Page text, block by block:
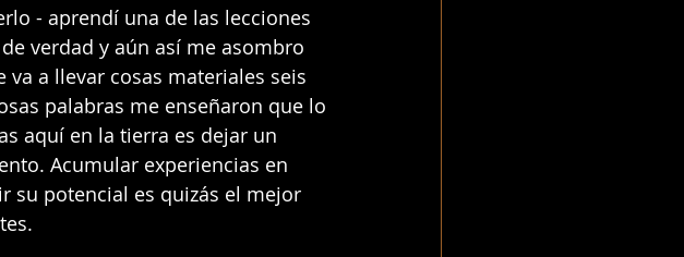
- aprendí una de las lecciones
verdad y aún así me asombro
a llevar cosas materiales seis
palabras me enseñaron que lo
aquí en la tierra es dejar un
Acumular experiencias en
su potencial es quizás el mejor